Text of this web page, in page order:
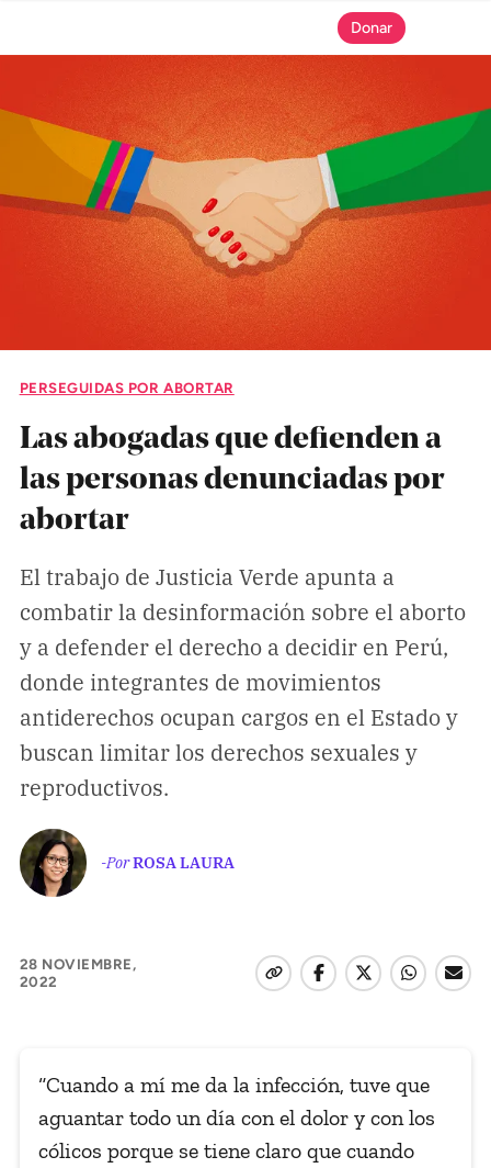
SECCIONES
Inicio
Noticias
Especiales
Nosotros
Comprueba
Climatopedia
Salud mental
Género
Sobremesa
FORMATOS
Entrevistas
Biblioterapia
Cartas y réplicas
APÓYANOS
Dona aquí
Donar
PERSEGUIDAS POR ABORTAR
Las abogadas que defienden a
las personas denunciadas por
abortar
El trabajo de Justicia Verde apunta a
combatir la desinformación sobre el aborto
y a defender el derecho a decidir en Perú,
donde integrantes de movimientos
antiderechos ocupan cargos en el Estado y
buscan limitar los derechos sexuales y
reproductivos.
-PorROSA LAURA
28 NOVIEMBRE,
2022
“Cuando a mí me da la infección, tuve que
aguantar todo un día con el dolor y con los
cólicos porque se tiene claro que cuando